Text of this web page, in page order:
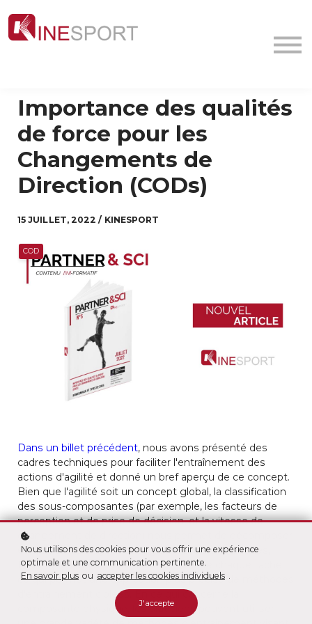
La société
Académie
Importance des qualités
de force pour les
Changements de
Direction (CODs)
15 JUILLET, 2022 / KINESPORT
COD
Dans un billet précédent, nous avons présenté des
cadres techniques pour faciliter l'entraînement des
actions d'agilité et donné un bref aperçu de ce concept.
Bien que l'agilité soit un concept global, la classification
des sous-composantes (par exemple, les facteurs de
perception et de prise de décision, et la vitesse de
changement de direction) nous permet de décomposer
et d'isoler les exigences cognitives, biomécaniques,
techniques et physiques spécifiques de chaque tâche,
ce qui permet une application plus précise de méthodes
d'entraînement ciblées. En ce qui concerne la
composante physique, les praticiens peuvent utiliser
Nous utilisons des cookies pour vous offrir une expérience
optimale et une communication pertinente.
En savoir plus ou accepter les cookies individuels .
J'accepte